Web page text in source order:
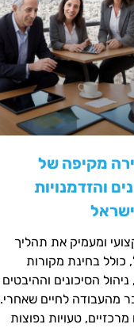
מקיפה של
והזדמנויות
ומעמיק את תהליך
כולל בחינת מקורות
הסיכונים וההיבטים
מהעבודה לחיים שאחרי.
טעויות נפוצות